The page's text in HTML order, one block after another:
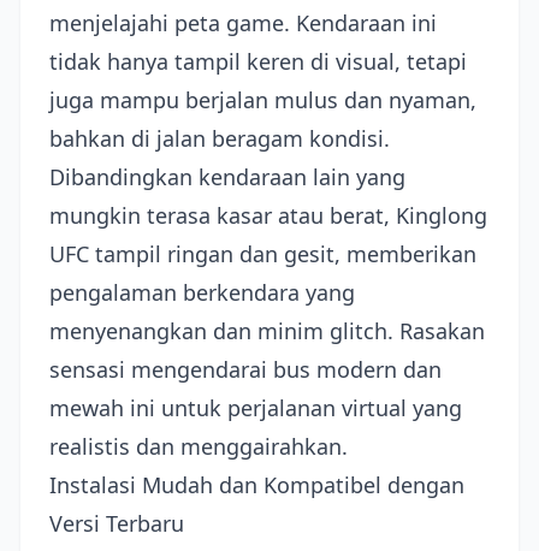
menjelajahi peta game. Kendaraan ini
tidak hanya tampil keren di visual, tetapi
juga mampu berjalan mulus dan nyaman,
bahkan di jalan beragam kondisi.
Dibandingkan kendaraan lain yang
mungkin terasa kasar atau berat, Kinglong
UFC tampil ringan dan gesit, memberikan
pengalaman berkendara yang
menyenangkan dan minim glitch. Rasakan
sensasi mengendarai bus modern dan
mewah ini untuk perjalanan virtual yang
realistis dan menggairahkan.
Instalasi Mudah dan Kompatibel dengan
Versi Terbaru